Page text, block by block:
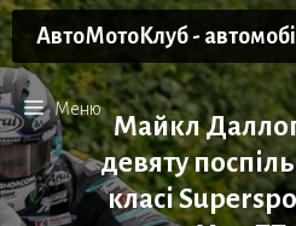
Перейти
до
вмісту
АвтоМотоКлуб -
Меню
Майкл
девяту
класі